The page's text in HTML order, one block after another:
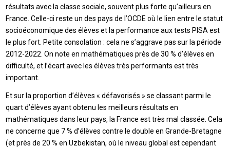
résultats avec la classe sociale, souvent plus forte qu’ailleurs en
France. Celle-ci reste un des pays de l’OCDE où le lien entre le statut
socioéconomique des élèves et la performance aux tests PISA est
le plus fort. Petite consolation : cela ne s’aggrave pas sur la période
2012-2022. On note en mathématiques près de 30 % d’élèves en
difficulté, et l’écart avec les élèves très performants est très
important.
Et sur la proportion d’élèves « défavorisés » se classant parmi le
quart d’élèves ayant obtenu les meilleurs résultats en
mathématiques dans leur pays, la France est très mal classée. Cela
ne concerne que 7 % d’élèves contre le double en Grande-Bretagne
(et près de 20 % en Uzbekistan, où le niveau global est cependant